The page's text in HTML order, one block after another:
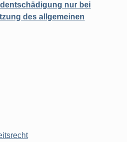
nur bei
des allgemeinen